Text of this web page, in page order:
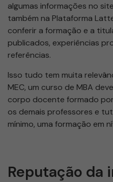
algumas informações no
também na Plataforma
conferir a formação e a
publicados, experiências
referências.
Isso tudo tem muita
MEC, um curso de MBA
corpo docente formado
os demais professores e
mínimo, uma formação em
Reputação da